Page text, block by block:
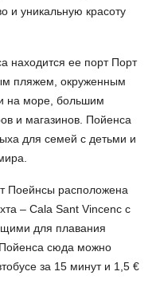
и уникальную красоту
находится ее порт Порт
пляжем, окруженным
на море, большим
и магазинов. Пойенса
для семей с детьми и
Поейнсы расположена
– Cala Sant Vincenc с
для плавания
сюда можно
за 15 минут и 1,5 €